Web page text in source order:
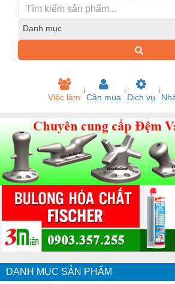
Danh mục
Việc làm Cần mua Dịch vụ
DANH MỤC SẢN PHẨM